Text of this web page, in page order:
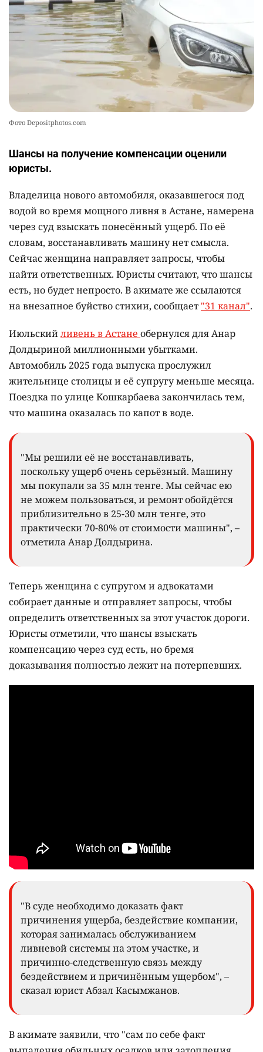
10
квартиру
2361 7 72
Фото Depositphotos.com
Шансы на получение компенсации оценили
юристы.
Владелица нового автомобиля, оказавшегося под
водой во время мощного ливня в Астане, намерена
через суд взыскать понесённый ущерб. По её
словам, восстанавливать машину нет смысла.
Сейчас женщина направляет запросы, чтобы
найти ответственных. Юристы считают, что шансы
есть, но будет непросто. В акимате же ссылаются
на внезапное буйство стихии, сообщает "31 канал".
Июльскийливень в Астане обернулся для Анар
Долдыриной миллионными убытками.
Автомобиль 2025 года выпуска прослужил
жительнице столицы и её супругу меньше месяца.
Поездка по улице Кошкарбаева закончилась тем,
что машина оказалась по капот в воде.
"Мы решили её не восстанавливать,
поскольку ущерб очень серьёзный. Машину
мы покупали за 35 млн тенге. Мы сейчас ею
не можем пользоваться, и ремонт обойдётся
приблизительно в 25-30 млн тенге, это
практически 70-80% от стоимости машины", –
отметила Анар Долдырина.
Теперь женщина с супругом и адвокатами
собирает данные и отправляет запросы, чтобы
определить ответственных за этот участок дороги.
Юристы отметили, что шансы взыскать
компенсацию через суд есть, но бремя
доказывания полностью лежит на потерпевших.
"В суде необходимо доказать факт
причинения ущерба, бездействие компании,
которая занималась обслуживанием
ливневой системы на этом участке, и
причинно-следственную связь между
бездействием и причинённым ущербом", –
сказал юрист Абзал Касымжанов.
В акимате заявили, что "сам по себе факт